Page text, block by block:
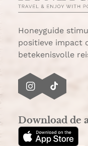
Honeyguide
positieve impact
betekenisvolle
I
t
a
T
T
o
Download de